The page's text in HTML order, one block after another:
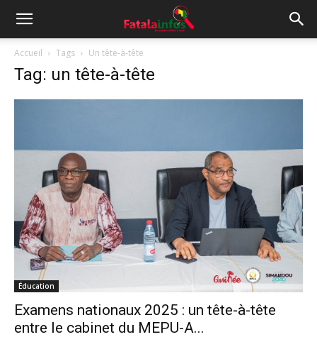
Accueil Tags Un tête-à-tête
Tag: un tête-à-tête
Éducation
Examens nationaux 2025 : un tête-à-tête
entre le cabinet du MEPU-A...